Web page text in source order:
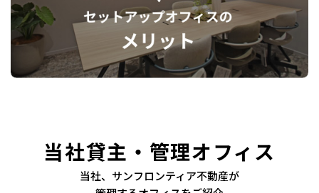
当社貸主・管理オフィス
当社、サンフロンティア不動産が